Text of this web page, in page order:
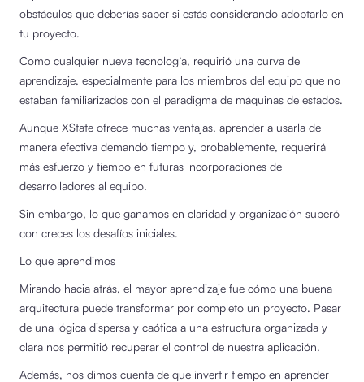
obstáculos que deberías saber si estás considerando adoptarlo en
tu proyecto.
Como cualquier nueva tecnología, requirió una curva de
aprendizaje, especialmente para los miembros del equipo que no
estaban familiarizados con el paradigma de máquinas de estados.
Aunque XState ofrece muchas ventajas, aprender a usarla de
manera efectiva demandó tiempo y, probablemente, requerirá
más esfuerzo y tiempo en futuras incorporaciones de
desarrolladores al equipo.
Sin embargo, lo que ganamos en claridad y organización superó
con creces los desafíos iniciales.
Lo que aprendimos
Mirando hacia atrás, el mayor aprendizaje fue cómo una buena
arquitectura puede transformar por completo un proyecto. Pasar
de una lógica dispersa y caótica a una estructura organizada y
clara nos permitió recuperar el control de nuestra aplicación.
Además, nos dimos cuenta de que invertir tiempo en aprender